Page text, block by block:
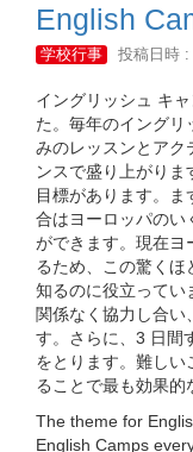
English
学校行事 投稿日時 :
イングリッシュ キ
た。毎年のイング
みのレッスンとアク
ンスで盛り上がり
目標があります。
合はヨーロッパのい
ができます。現在ヨ
るため、この驚くほ
知るのに役立ってい
関係なく協力し合い
す。さらに、3 日間
をとります。難しい
ることで最も効果的
The theme for
English Camps